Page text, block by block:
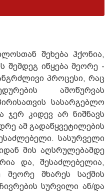
შეხება ჰქონია,
შემდეგ იწყება მეორე -
პროცესი, რაც
ამოწურვას
სასარგებლო
ჯერ კიდევ არ ნიშნავს
ამ გადაწყვეტილების
სასურველი
მის აღსრულებამდე
და, შესაძლებელია,
მხარეს საქმის
სურვილი ან/და